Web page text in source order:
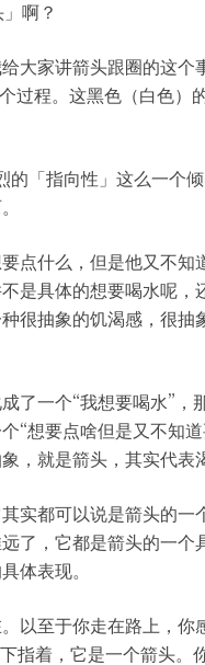
啊？
大家讲箭头跟圈的这个
程。这黑色（白色）
「指向性」这么一个
点什么，但是他又不知
是具体的想要喝水呢，
很抽象的饥渴感，很抽
了一个“我想要喝水”，
“想要点啥但是又不知
，就是箭头，其实代表
实都可以说是箭头的一
了，它都是箭头的一个
体表现。
以至于你走在路上，你
指着，它是一个箭头。